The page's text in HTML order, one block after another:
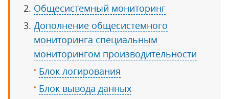
Общесистемный мониторинг
Дополнение общесистемного
мониторинга специальным
мониторингом производительности
Блок логирования
Блок вывода данных